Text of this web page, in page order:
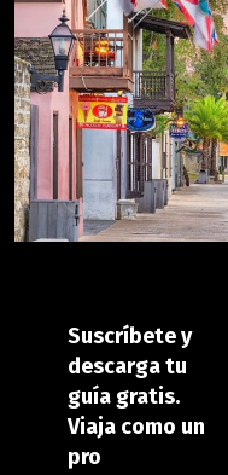
Suscríbete y
descarga tu
guía gratis.
Viaja como un
pro